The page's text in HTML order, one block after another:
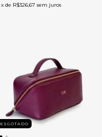
x de R$326,67 sem juros
ESGOTADO